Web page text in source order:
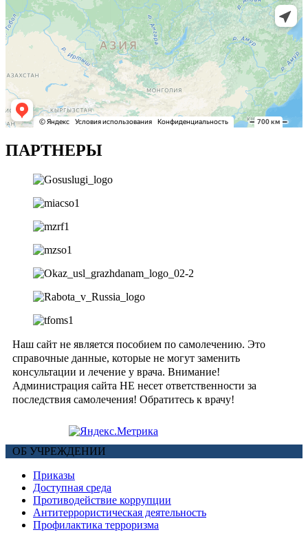
ПАРТНЕРЫ
Наш сайт не является пособием по самолечению. Это
справочные данные, которые не могут заменить
консультации и лечение у врача. Внимание!
Администрация сайта НЕ несет ответственности за
последствия самолечения! Обратитесь к врачу!
ОБ УЧРЕЖДЕНИИ
Приказы
Доступная среда
Противодействие коррупции
Антитеррористическая деятельность
Профилактика терроризма